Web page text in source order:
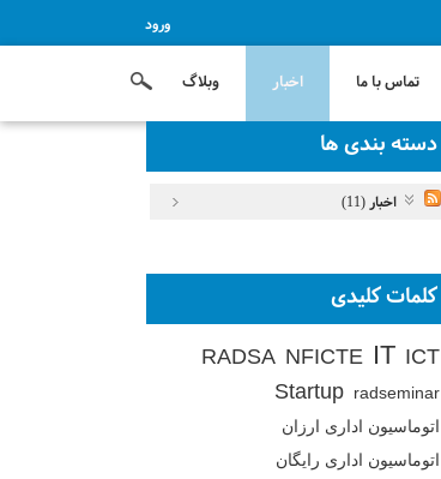
ورود
تماس با ما اخبار وبلاگ
دسته بندی ها
اخبار (11)
کلمات کلیدی
ICT
IT
NFICTE
RADSA
radseminar
Startup
اتوماسیون اداری ارزان
اتوماسیون اداری رایگان